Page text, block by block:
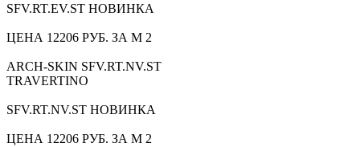
SFV.RT.EV.ST НОВИНКА
ЦЕНА 12206 РУБ. ЗА М 2
ARCH-SKIN SFV.RT.NV.ST
TRAVERTINO
SFV.RT.NV.ST НОВИНКА
ЦЕНА 12206 РУБ. ЗА М 2